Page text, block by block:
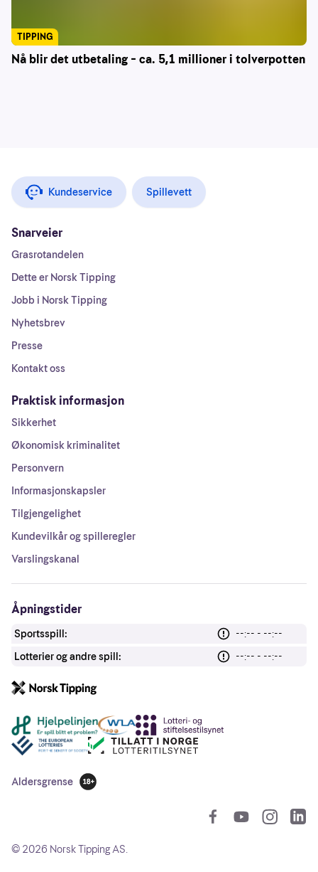
Nå blir det utbetaling – ca. 5,1 millioner i tolverpotten
TIPPING
Kundeservice Spillevett
Snarveier
Grasrotandelen
Dette er Norsk Tipping
Jobb i Norsk Tipping
Nyhetsbrev
Presse
Kontakt oss
Praktisk informasjon
Sikkerhet
Økonomisk kriminalitet
Personvern
Informasjonskapsler
Tilgjengelighet
Kundevilkår og spilleregler
Varslingskanal
Åpningstider
Sportsspill:
--:-- - --:--
Lotterier og andre spill:
--:-- - --:--
Andre lenker
Aldersgrense
18 år
© 2026 Norsk Tipping AS.